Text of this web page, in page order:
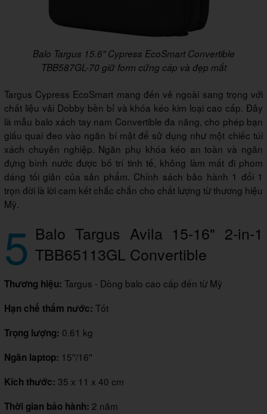
Balo Targus 15.6" Cypress EcoSmart Convertible
TBB587GL-70 giữ form cứng cáp và đẹp mắt
Targus Cypress EcoSmart mang đến vẻ ngoài sang trọng với
chất liệu vải Dobby bền bỉ và khóa kéo kim loại cao cấp. Đây
là mẫu balo xách tay nam Convertible đa năng, cho phép bạn
giấu quai đeo vào ngăn bí mật để sử dụng như một chiếc túi
xách chuyên nghiệp. Ngăn phụ khóa kéo an toàn và ngăn
đựng bình nước được bố trí tinh tế, không làm mất đi phom
dáng tối giản của sản phẩm. Chính sách bảo hành 1 đổi 1
trọn đời là lời cam kết chắc chắn cho chất lượng từ thương hiệu
Mỹ.
5 Balo Targus Avila 15-16" 2-in-1
TBB65113GL Convertible
Thương hiệu: Targus - Dòng balo cao cấp đến từ Mỹ
Hạn chế thấm nước: Tốt
Trọng lượng: 0.61 kg
Ngăn laptop: 15''/16''
Kích thước: 35 x 11 x 40 cm
Thời gian bảo hành: 2 năm